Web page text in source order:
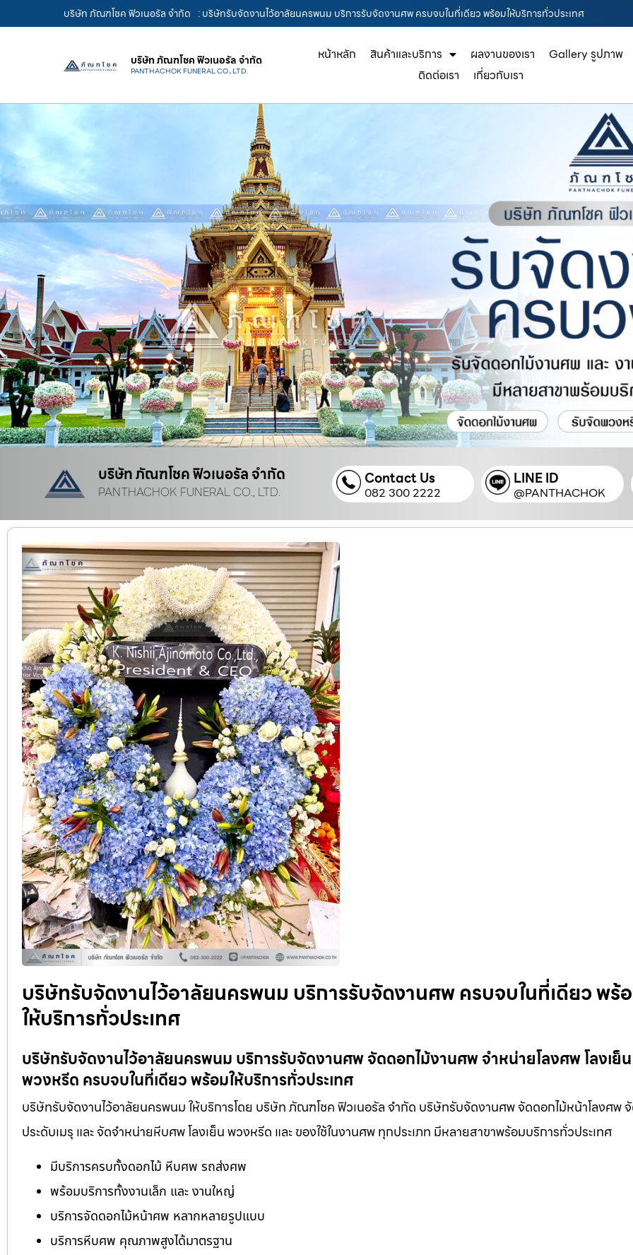
บริษัท ภัณฑโชค ฟิวเนอรัล จำกัด : บริษัทรับจัดงานไว้อาลัยนครพนม บริการรับจัดงานศพ ครบจบในที่เดียว พร้อมให้บริการทั่วประเทศ
บริษัท ภัณฑโชค ฟิวเนอรัล จำกัด
PANTHACHOK FUNERAL CO., LTD.
หน้าหลัก สินค้าและบริการ ผลงานของเรา
Gallery รูปภาพ
ติดต่อเรา
เกี่ยวกับเรา
บริษัท ภัณฑโชค ฟิวเนอรัล จำกัด
PANTHACHOK FUNERAL CO., LTD.
Contact Us
082 300 2222
LINE ID
@PANTHACHOK
บริษัทรับจัดงานไว้อาลัยนครพนม บริการรับจัดงานศพ ครบจบในที่เดียว พร้
ให้บริการทั่วประเทศ
บริษัทรับจัดงานไว้อาลัยนครพนม บริการรับจัดงานศพ จัดดอกไม้งานศพ จำหน่ายโลงศพ โลงเย็น
พวงหรีด ครบจบในที่เดียว พร้อมให้บริการทั่วประเทศ
บริษัทรับจัดงานไว้อาลัยนครพนม ให้บริการโดย บริษัท ภัณฑโชค ฟิวเนอรัล จำกัด บริษัทรับจัดงานศพ จัดดอกไม้หน้าโลงศพ
ประดับเมรุ และ จัดจำหน่ายหีบศพ โลงเย็น พวงหรีด และ ของใช้ในงานศพ ทุกประเภท มีหลายสาขาพร้อมบริการทั่วประเทศ
มีบริการครบทั้งดอกไม้ หีบศพ รถส่งศพ
พร้อมบริการทั้งงานเล็ก และ งานใหญ่
บริการจัดดอกไม้หน้าศพ หลากหลายรูปแบบ
บริการหีบศพ คุณภาพสูงได้มาตรฐาน